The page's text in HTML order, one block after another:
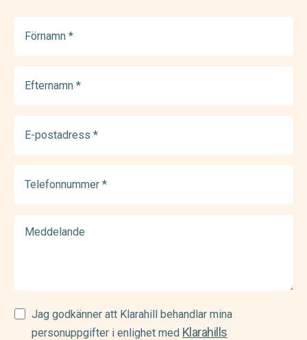
(Required)
(Required)
postadress
(Required)
Samtycke
(Required)
Jag godkänner att Klarahill behandlar mina
personuppgifter i enlighet med Klarahills